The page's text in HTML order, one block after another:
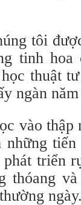
tôi
tinh hoa
thuật
ngàn
vào thập
tiến
triển
thóang